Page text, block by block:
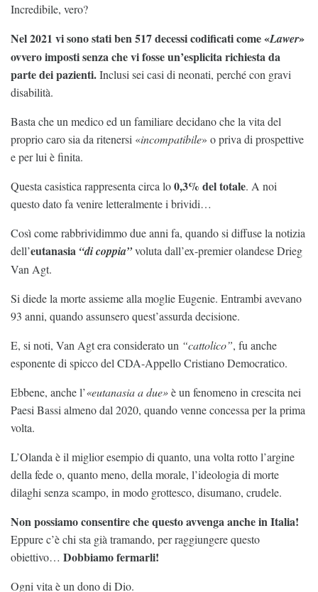
Incredibile, vero?
Nel 2021 vi sono stati ben 517 decessi codificati come «Lawer»
ovvero imposti senza che vi fosse un’esplicita richiesta da
parte dei pazienti.Inclusi sei casi di neonati, perché con gravi
disabilità.
Basta che un medico ed un familiare decidano che la vita del
proprio caro sia da ritenersi «incompatibile» o priva di prospettive
e per lui è finita.
Questa casistica rappresenta circa lo0,3% del totale. A noi
questo dato fa venire letteralmente i brividi…
Così come rabbrividimmo due anni fa, quando si diffuse la notizia
dell’eutanasia “di coppia”voluta dall’ex-premier olandese Drieg
Van Agt.
Si diede la morte assieme alla moglie Eugenie. Entrambi avevano
93 anni, quando assunsero quest’assurda decisione.
E, si noti, Van Agt era considerato un “cattolico”, fu anche
esponente di spicco del CDA-Appello Cristiano Democratico.
Ebbene, anche l’«eutanasia a due»è un fenomeno in crescita nei
Paesi Bassi almeno dal 2020, quando venne concessa per la prima
volta.
L’Olanda è il miglior esempio di quanto, una volta rotto l’argine
della fede o, quanto meno, della morale, l’ideologia di morte
dilaghi senza scampo, in modo grottesco, disumano, crudele.
Non possiamo consentire che questo avvenga anche in Italia!
Eppure c’è chi sta già tramando, per raggiungere questo
obiettivo… Dobbiamo fermarli!
Ogni vita è un dono di Dio.